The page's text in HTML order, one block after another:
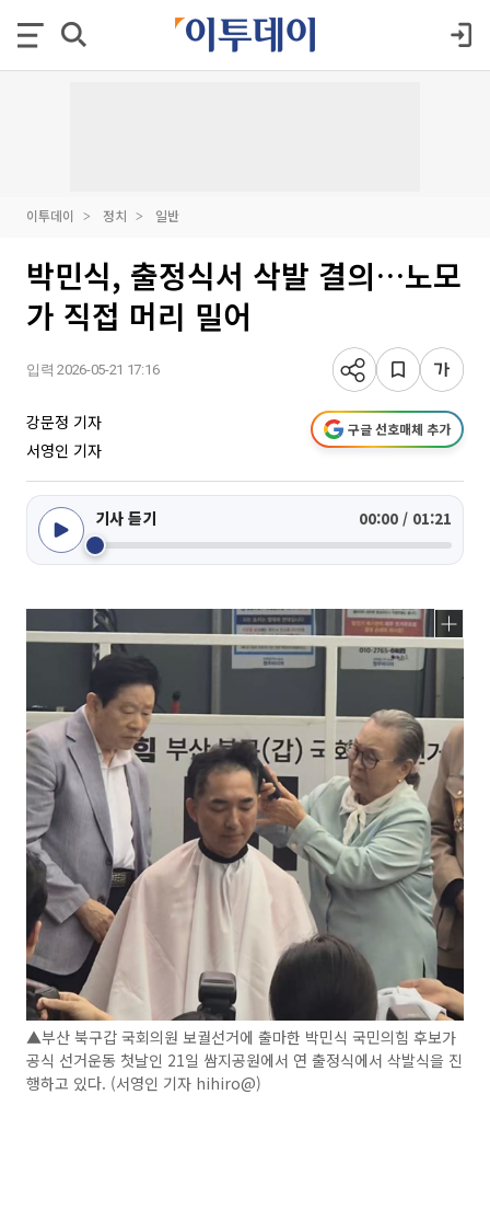
이투데이 정치 일반
박민식, 출정식서 삭발 결의…노모
가 직접 머리 밀어
입력 2026-05-21 17:16
강문정 기자
서영인 기자
구글 선호매체 추가
기사 듣기 00:00 / 01:21
▲부산 북구갑 국회의원 보궐선거에 출마한 박민식 국민의힘 후보가
공식 선거운동 첫날인 21일 쌈지공원에서 연 출정식에서 삭발식을 진
행하고 있다. (서영인 기자 hihiro@)